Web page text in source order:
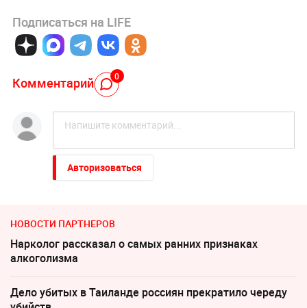
Подписаться на LIFE
Комментарий 0
Авторизоваться
НОВОСТИ ПАРТНЕРОВ
Нарколог рассказал о самых ранних признаках
алкоголизма
Дело убитых в Таиланде россиян прекратило череду